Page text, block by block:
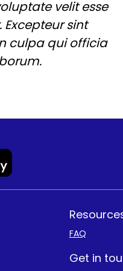
velit esse
sint
culpa qui officia
FAQ
Get in